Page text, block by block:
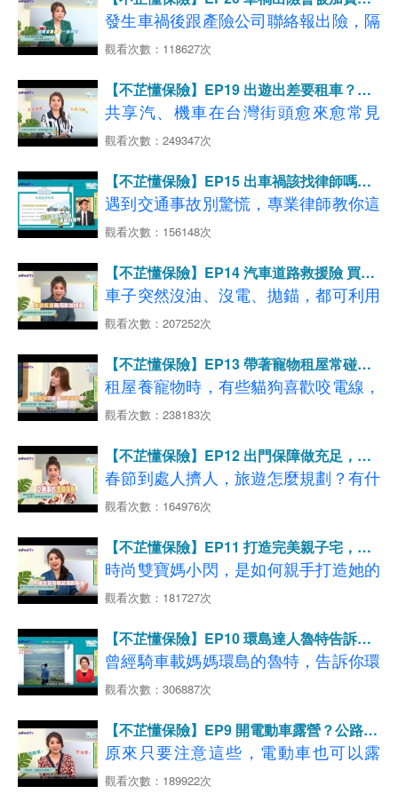
不知道怎麼保嗎?看更多【國外旅平險介紹】
出國旅遊必備 方案自由選！
>>>汽車險立即試算投保GO
看更多 每位車主都需要的 【強制險】
看更多 上路必備保險【第三人責任險】
看更多 撞到超跑的附身符 【超額責任險】
看更多 愛車的守護神【車體損失險】
險更是對自己和家人負責的表現。
什麼是危險駕駛的離譜行為？車險該如
何投保？
網路投保這麼方便，能投保的項目會不
會不多呀？就讓芷娟和小葉來告訴你。
看更多 每位車主都需要的 【強制險】
看更多 上路必備保險【第三人責任險】
看更多 愛車的守護神【車體損失險】
汽車險保費怎麼算?
發生車禍後跟產險公司聯絡報出險，隔
年保費就會增加?！如果是優良駕駛，
點嗎？有什麼小技巧可以少花點錢，還
享有同樣的保障？
◆影片分段重點說明如下：
【01:05-02:43】專業試車手上路也會
怕 分享車險投保觀點
會變貴？關鍵要看這個！
【04:59-09:17】節省保費有撇步！汽
車險掌握3大重點
【09:24-11:47】開車4大NG壞習慣 千
萬不要犯！
看更多【第三人責任險】、【強制汽車責任險】
延伸閱讀：車禍出險會被加費嗎？不一
定，關鍵就在這點！
觀看次數：118627次
【不芷懂保險】EP19 出遊出差要租車？這
個保險要先有
共享汽、機車在台灣街頭愈來愈常見
了！在享受方便性的同時，大家往往忽
共享汽車的時候，萬一發生車禍該怎麼
處理？賠償問題又落在誰的頭上呢？
◆影片分段重點說明如下：
【01:24-04:08】共享汽車 VS 傳統租
賃，租車型態比一比
【04:13-07:40】共享汽車 VS 傳統租
賃，租車保障有哪些？
【07:41-08:43】租車出遊換人開，有
保險卻賠不了!?
→了解更多，立即試算投保GO
看更多【共享汽車加碼險】、【短期租借車保
險】
車、借車事故
觀看次數：249347次
【不芷懂保險】EP15 出車禍該找律師嗎？
原來汽車險有這些保障！
遇到交通事故別驚慌，專業律師教你這
樣做，適當釐清責任，避免產生更大糾
◆影片分段重點說明如下：
【01:12-05:23】車禍糾紛時有所聞，
律師教你自保5招！
【06:06-09:45】處理糾紛勞心勞力，
不妨尋求車禍律師協助
【09:49-10:52】[案例分享] 跟朋友借車
開心出遊，釀車禍索賠千萬、家破人
亡!?
【11:00-13:44】你不知道的『附加險
→了解更多，立即試算投保GO
看更多 【汽車第三人責任保險】
延伸閱讀：【律師費用補償附加條款】百元保費
省下萬元律師費
觀看次數：156148次
【不芷懂保險】EP14 汽車道路救援險 買的
送的有差嗎?
車子突然沒油、沒電、拋錨，都可利用
道路救援服務來幫忙！
必要的費用喔～
◆影片分段重點說明如下：
【01:30-02:46】擔心拖車亂收費 道路
救援的合理價?
【03:16-05:09】開車上路狀況多 道路
【05:13-08:33】信用卡 VS. 產險公司
免費道路救援比一比
【08:42-11:20】投保道路救援險 保障
更全面 不用擔心被當肥羊宰!
→了解更多，立即試算投保GO
延伸閱讀：撞超跑賠不完…你保超額責
任險了嗎？
觀看次數：207252次
【不芷懂保險】EP13 帶著寵物租屋常碰
壁？資深貓奴的心路分享
租屋養寵物時，有些貓狗喜歡咬電線，
嚴重的話可能會導致電線走火，引發火
「住宅火險」，讓房客更有保障！
◆影片分段重點說明如下：
【01:31-04:23】寵物租屋難度高 維護
整潔有妙招！
【04:26-07:01】寵物看家狀況多 如何
【07:02-07:58】全國火災分析 爐火、
電器藏危機
【08:02-10:17】租屋族轉嫁風險 住宅
火險保障不可少！
【10:22-12:06】住宅起火點意想不到
多一份保障更安心！
觀看次數：238183次
【不芷懂保險】EP12 出門保障做充足，春
節旅遊盡興玩！
春節到處人擠人，旅遊怎麼規劃？有什
麼風險需要注意的嗎？離島小天后屠潔
◆影片分段重點說明如下：
【01:06-06:56】連續假期不留白！避
開車潮的國旅好去處
【07:07-08:02】風險不分國內外，國
旅碰上意外怎麼辦？
【08:16-08:51】快樂出遊別忘旅平
險，百萬保障只要銅板價！
【08:52-10:46】國旅風險都幫你想到
了，旅平+不便險一次購足
觀看次數：164976次
【不芷懂保險】EP11 打造完美親子宅，居
家防護要做到！
時尚雙寶媽小閃，是如何親手打造她的
夢幻親子宅？設計上有哪些細節需要注
◆影片分段重點說明如下：
【00:51-02:21】一家四口住28坪質感
宅 白色空間放大視覺
【02:24-04:39】舒心親子宅這樣做就
對
觀看次數：181727次
【不芷懂保險】EP10 環島達人魯特告訴你
騎機車環島的重點！
曾經騎車載媽媽環島的魯特，告訴你環
島前要做哪些準備，以及最重要的2大
險】！
◆影片分段重點說明如下：
觀看次數：306887次
【不芷懂保險】EP9 開電動車露營？公路冒
險的融融，告訴你他怎麼做到！
原來只要注意這些，電動車也可以露
營！曾在美國公路大冒險
觀看次數：189922次